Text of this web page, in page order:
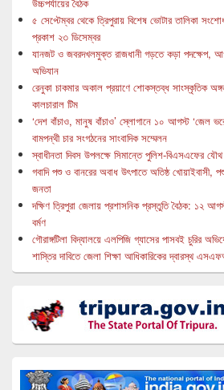
উচ্চপর্যায়ের বৈঠক
৫ সেপ্টেম্বর থেকে ত্রিপুরায় বিশেষ ভোটার তালিকা
প্রকাশ ২৩ ডিসেম্বর
যানজট ও জবরদখলমুক্ত রাজধানী গড়তে কড়া পদক্ষেপ,
অভিযান
রেনুকা চাকমার অকাল প্রয়াণে শোকস্তব্ধ সাংস্কৃতিক
কালচারাল টিম
‘দেশ বাঁচাও, মানুষ বাঁচাও’ স্লোগানে ১০ আগস্ট ‘জেল
বামপন্থী চার সংগঠনের সাংবাদিক সম্মেলন
স্বাধীনতা দিবস উপলক্ষে সিমান্তে পুলিশ-বিএসএফের
গবাদি পশু ও বানরের অবাধ উৎপাতে অতিষ্ঠ খোয়াইবাসী,
জনতা
দক্ষিণ ত্রিপুরা জেলায় প্রশাসনিক প্রস্তুতি বৈঠক: ১২
বর্মণ
গৌরাঙ্গটিলা বিদ্যালয়ে এলপিজি গ্যাসের পাসবই চুরির
শাস্তির দাবিতে জেলা শিক্ষা আধিকারিকের দ্বারস্থ